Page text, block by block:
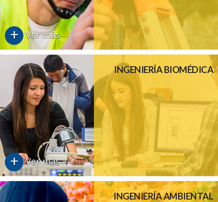
+ Ver más
INGENIERÍA BIOMÉDICA
+ Ver más
INGENIERÍA AMBIENTAL